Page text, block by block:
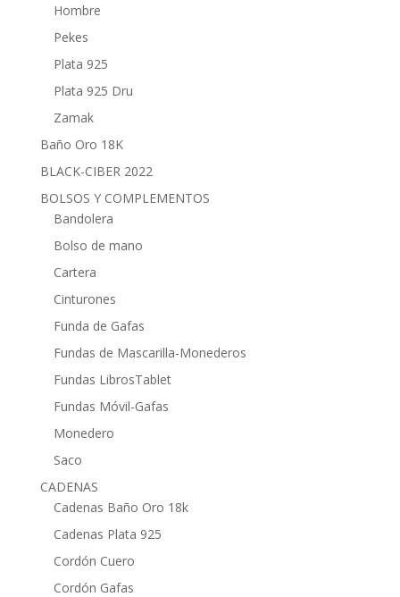
Hombre
Pekes
Plata 925
Plata 925 Dru
Zamak
Baño Oro 18K
BLACK-CIBER 2022
BOLSOS Y COMPLEMENTOS
Bandolera
Bolso de mano
Cartera
Cinturones
Funda de Gafas
Fundas de Mascarilla-Monederos
Fundas LibrosTablet
Fundas Móvil-Gafas
Monedero
Saco
CADENAS
Cadenas Baño Oro 18k
Cadenas Plata 925
Cordón Cuero
Cordón Gafas